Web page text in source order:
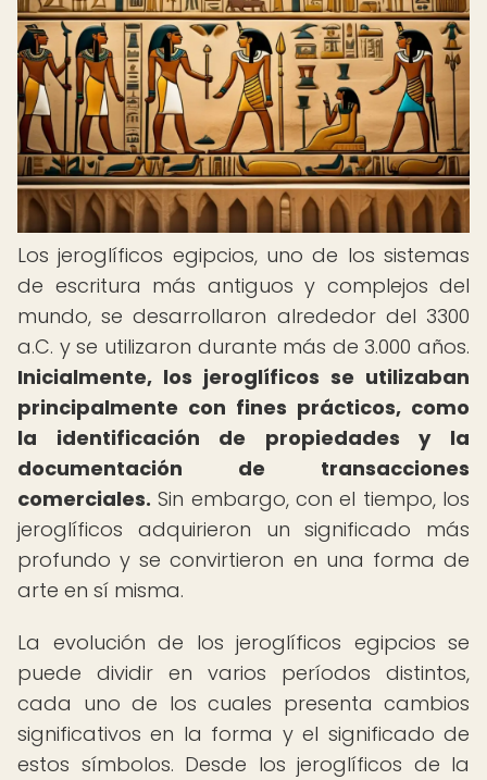
Los jeroglíficos egipcios, uno de los sistemas
de escritura más antiguos y complejos del
mundo, se desarrollaron alrededor del 3300
a.C. y se utilizaron durante más de 3.000 años.
Inicialmente, los jeroglíficos se utilizaban
principalmente con fines prácticos, como
la identificación de propiedades y la
documentación de transacciones
comerciales. Sin embargo, con el tiempo, los
jeroglíficos adquirieron un significado más
profundo y se convirtieron en una forma de
arte en sí misma.
La evolución de los jeroglíficos egipcios se
puede dividir en varios períodos distintos,
cada uno de los cuales presenta cambios
significativos en la forma y el significado de
estos símbolos. Desde los jeroglíficos de la